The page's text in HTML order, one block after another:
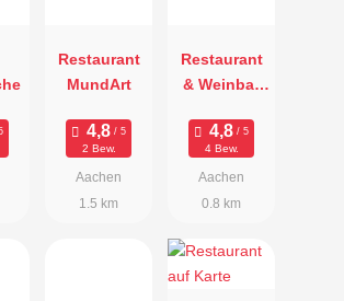
Restaurant
MundArt
2 Bew.
Aachen
1.5 km
Restaurant
& Weinbar
4 Bew.
Aachen
0.8 km